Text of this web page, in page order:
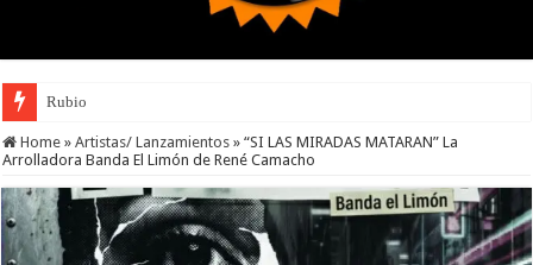
Rubio
Home » Artistas/ Lanzamientos » “SI LAS MIRADAS MATARAN” La
Arrolladora Banda El Limón de René Camacho